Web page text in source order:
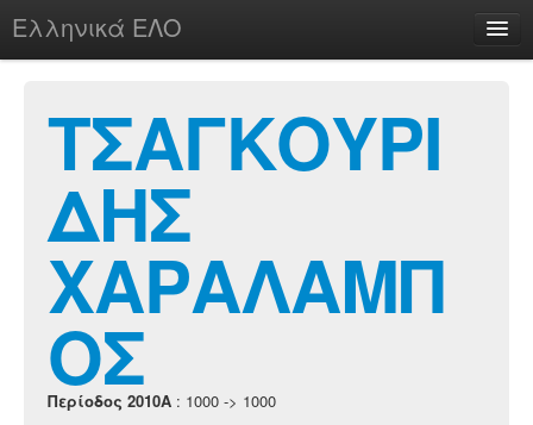
Ελληνικά ΕΛΟ
chesstu.be @ discord
Login
ΤΣΑΓΚΟΥΡΙ
ΔΗΣ
ΧΑΡΑΛΑΜΠ
ΟΣ
Περίοδος 2010A : 1000 -> 1000